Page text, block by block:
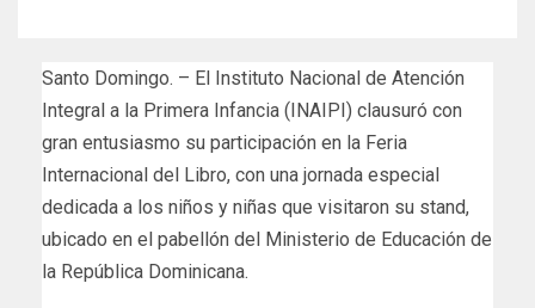
Santo Domingo. – El Instituto Nacional de Atención
Integral a la Primera Infancia (INAIPI) clausuró con
gran entusiasmo su participación en la Feria
Internacional del Libro, con una jornada especial
dedicada a los niños y niñas que visitaron su stand,
ubicado en el pabellón del Ministerio de Educación de
la República Dominicana.